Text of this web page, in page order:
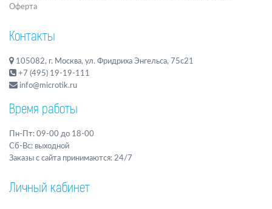
Оферта
Контакты
105082, г. Москва, ул. Фридриха Энгельса, 75с21
+7 (495) 19-19-111
info@microtik.ru
Время работы
Пн-Пт: 09-00 до 18-00
Сб-Вс: выходной
Заказы с сайта принимаются: 24/7
Личный кабинет